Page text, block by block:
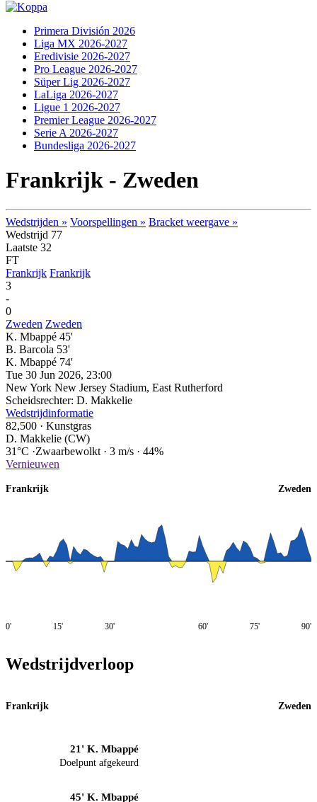
Primera División 2026
Liga MX 2026-2027
Eredivisie 2026-2027
Pro League 2026-2027
Süper Lig 2026-2027
LaLiga 2026-2027
Ligue 1 2026-2027
Premier League 2026-2027
Serie A 2026-2027
Bundesliga 2026-2027
Frankrijk - Zweden
Wedstrijden » Voorspellingen » Bracket weergave »
Wedstrijd 77
Laatste 32
FT
Frankrijk Frankrijk
3
-
0
Zweden Zweden
K. Mbappé 45'
B. Barcola 53'
K. Mbappé 74'
Tue 30 Jun 2026, 23:00
New York New Jersey Stadium, East Rutherford
Scheidsrechter: D. Makkelie
Wedstrijdinformatie
82,500 · Kunstgras
D. Makkelie (CW)
31°C ·Zwaarbewolkt · 3 m/s · 44%
Vernieuwen
Frankrijk Zweden
0' 15' 30' 60' 75' 90'
Wedstrijdverloop
Frankrijk Zweden
21' K. Mbappé
Doelpunt afgekeurd
45' K. Mbappé